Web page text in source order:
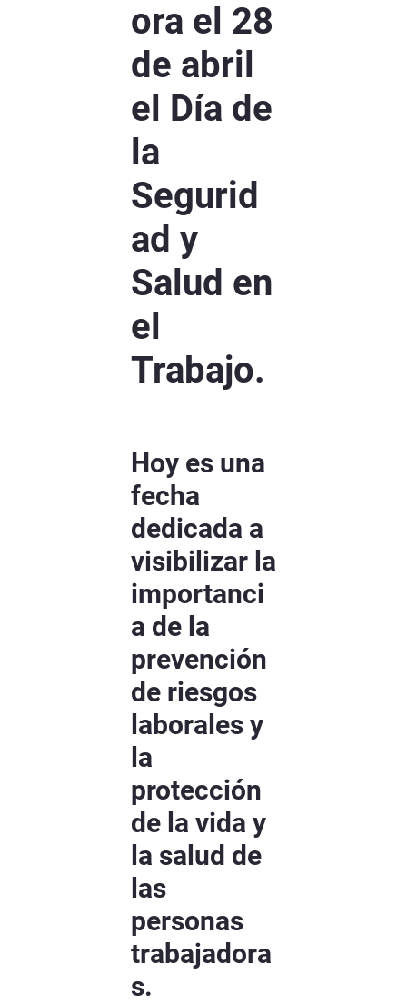
ora el 28
de abril
el Día de
la
Segurid
ad y
Salud en
el
Trabajo.
Hoy es una
fecha
dedicada a
visibilizar la
importanci
a de la
prevención
de riesgos
laborales y
la
protección
de la vida y
la salud de
las
personas
trabajadora
s.